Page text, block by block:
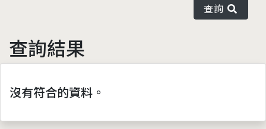
查詢
查詢結果
沒有符合的資料。